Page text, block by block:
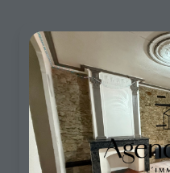
email
contact